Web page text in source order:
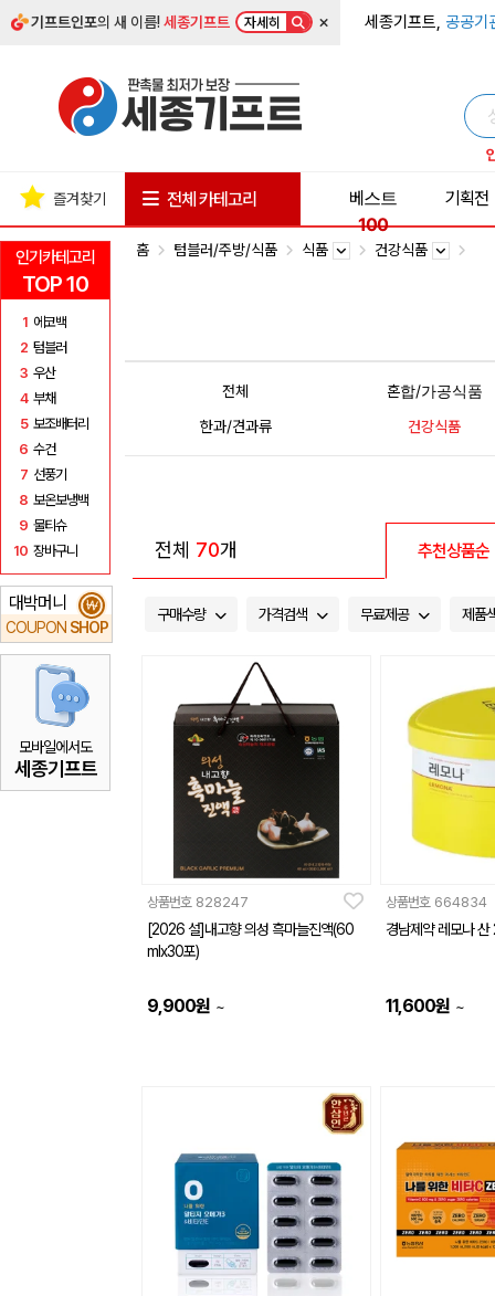
기프트인포의 새 이름!세종기프트 자세히 × 세종기프트, 공공기
인기카테고리
TOP 10
1 에코백
2 텀블러
3 우산
4 부채
5 보조배터리
6 수건
7 선풍기
8 보온보냉백
9 물티슈
10 장바구니
대박머니
COUPON SHOP
₩
모바일에서도
세종기프트
즐겨찾기 전체 카테고리
베스트
100
기획전
홈 텀블러/주방/식품 식품 건강식품
전체
혼합/가공식품
한과/견과류
건강식품
전체 70개 추천상품순
구매수량 가격검색 무료제공 제품
상품번호 828247
[2026 설]내고향 의성 흑마늘진액(60
mlx30포)
9,900원 ~
상품번호 664834
경남제약 레모나
11,600원 ~